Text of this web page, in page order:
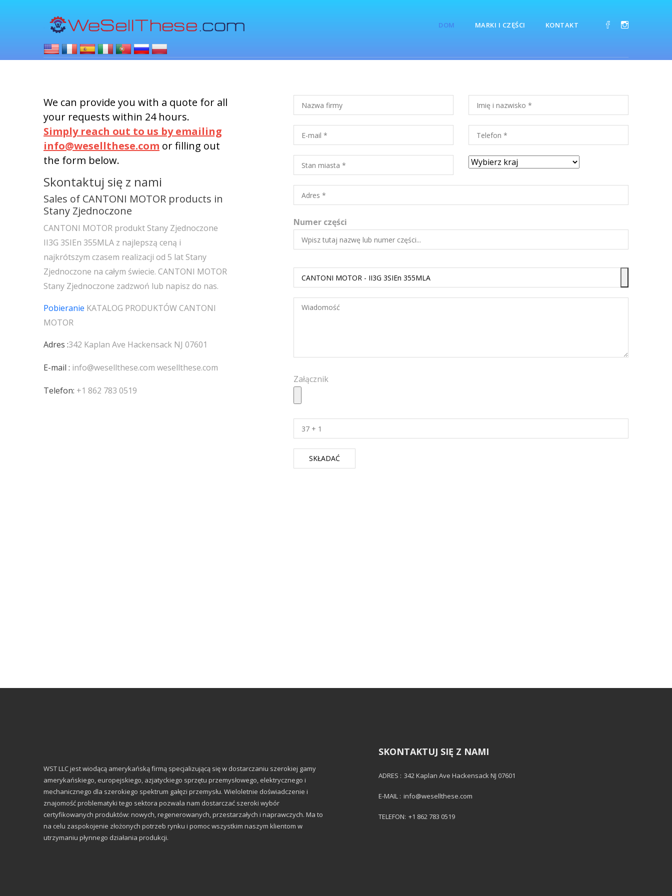
DOM MARKI I CZĘŚCI KONTAKT
We can provide you with a quote for all
your requests within 24 hours.
Simply reach out to us by emailing
info@wesellthese.com or filling out
the form below.
Skontaktuj się z nami
Sales of CANTONI MOTOR products in
Stany Zjednoczone
CANTONI MOTOR produkt Stany Zjednoczone
II3G 3SIEn 355MLA z najlepszą ceną i
najkrótszym czasem realizacji od 5 lat Stany
Zjednoczone na całym świecie. CANTONI MOTOR
Stany Zjednoczone zadzwoń lub napisz do nas.
Pobieranie KATALOG PRODUKTÓWCANTONI
MOTOR
Adres :342 Kaplan Ave Hackensack NJ 07601
E-mail : info@wesellthese.com wesellthese.com
Telefon: +1 862 783 0519
Numer części
Załącznik
WST LLC jest wiodącą amerykańską firmą specjalizującą się w dostarczaniu szerokiej gamy
amerykańskiego, europejskiego, azjatyckiego sprzętu przemysłowego, elektrycznego i
mechanicznego dla szerokiego spektrum gałęzi przemysłu. Wieloletnie doświadczenie i
znajomość problematyki tego sektora pozwala nam dostarczać szeroki wybór
certyfikowanych produktów: nowych, regenerowanych, przestarzałych i naprawczych. Ma to
na celu zaspokojenie złożonych potrzeb rynku i pomoc wszystkim naszym klientom w
utrzymaniu płynnego działania produkcji.
SKONTAKTUJ SIĘ Z NAMI
ADRES : 342 Kaplan Ave Hackensack NJ 07601
E-MAIL : info@wesellthese.com
TELEFON: +1 862 783 0519